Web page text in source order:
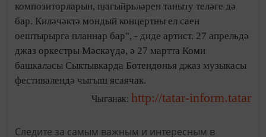
композиторларын, шагыйрьләрен таныту теләге дә
бар. Киләчәктә мондый концертны ел саен
оештырырга планнар бар", - диде артист. 27 апрельдә
джаз оркестры Мәскәүдә, ә 27 мартта Коми
башкаласы Сыктывкарда Бөтендөнья джаз музыкасы
фестивалендә чыгыш ясаячак.
Чыганак: http://tatar-inform.tatar
Следите за самым важным и интересным в